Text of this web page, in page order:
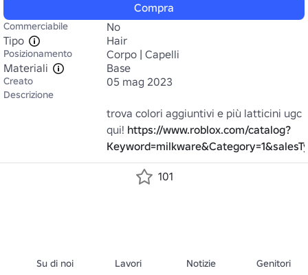
Compra
Commerciabile
No
Tipo
Hair
Posizionamento
Corpo | Capelli
Materiali
Base
Creato 05 mag 2023
Descrizione
trova colori aggiuntivi e più latticini ugc
qui! https://www.roblox.com/catalog?
101
Su di noi Lavori Notizie Genitori